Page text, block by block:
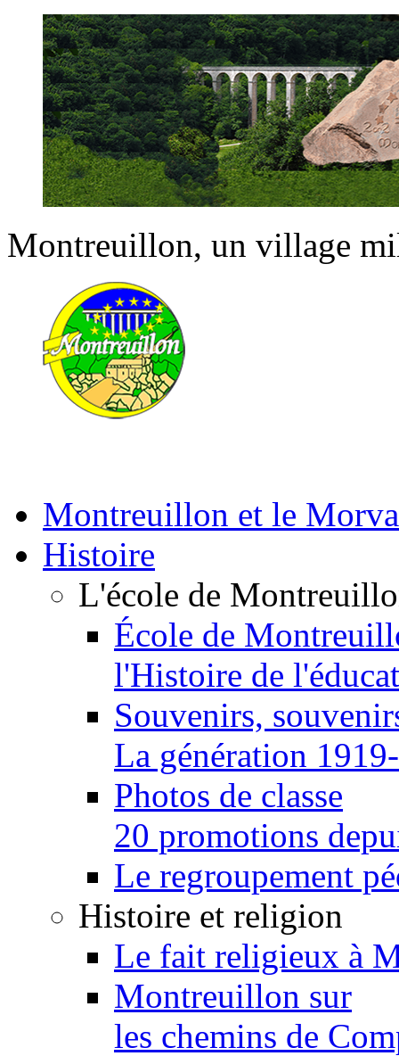
Montreuillon, un village
Montreuillon et le
Histoire
L'école de
École de
l'Histoire de
Souvenirs,
La génération
Photos de classe
20 promotions
Le regroupement
Histoire et religion
Le fait religieux à
Montreuillon sur
les chemins de